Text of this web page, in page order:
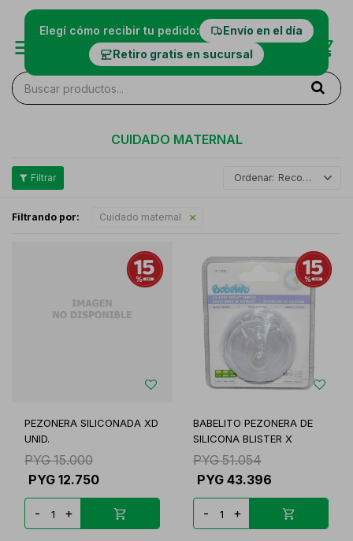
Elegí cómo recibir tu pedido:
Envío en el día
Retiro gratis en sucursal
CUIDADO MATERNAL
Recomendados
Filtrando por: Cuidado maternal
PEZONERA SILICONADA XD
UNID.
PYG 15.000
PYG 12.750
- +
BABELITO PEZONERA DE
SILICONA BLISTER X
PYG 51.054
PYG 43.396
- +